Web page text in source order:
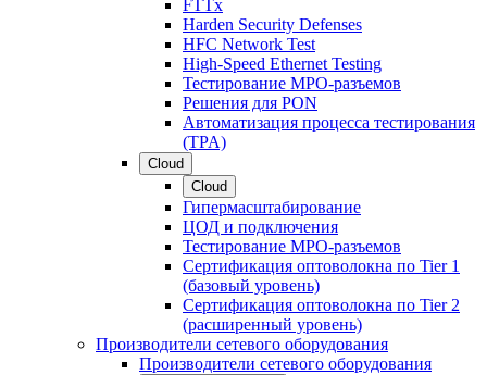
FTTx
Harden Security Defenses
HFC Network Test
High-Speed Ethernet Testing
Тестирование МРО-разъемов
Решения для PON
Автоматизация процесса тестирования
(TPA)
Cloud
Cloud
Гипермасштабирование
ЦОД и подключения
Тестирование МРО-разъемов
Сертификация оптоволокна по Tier 1
(базовый уровень)
Сертификация оптоволокна по Tier 2
(расширенный уровень)
Производители сетевого оборудования
Производители сетевого оборудования